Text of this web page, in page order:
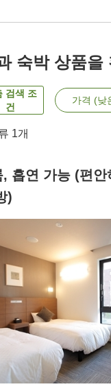
숙박 상품을
검색 조
건
가격 (낮
1개
, 흡연 가능 (편
)